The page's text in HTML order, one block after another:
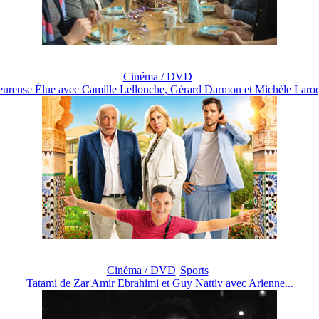
Cinéma / DVD
Élue avec Camille Lellouche, Gérard Darmon et Michèle
Cinéma / DVD Sports
Tatami de Zar Amir Ebrahimi et Guy Nattiv avec Arienne...